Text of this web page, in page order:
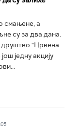
смањене, а
су за два дана.
"Црвена
једну акцију